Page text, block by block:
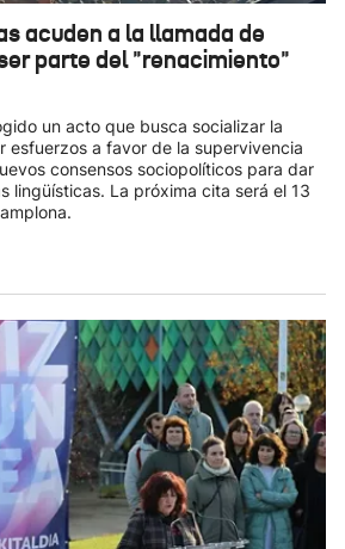
acuden a la llamada de
parte del "renacimiento"
un acto que busca socializar la
esfuerzos a favor de la supervivencia
consensos sociopolíticos para dar
lingüísticas. La próxima cita será el 13